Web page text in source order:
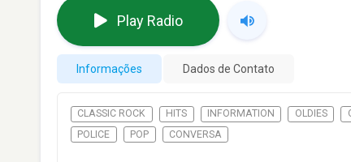
Play Radio
Informações Dados de Contato
CLASSIC ROCK HITS INFORMATION OLDIES
POLICE
POP CONVERSA